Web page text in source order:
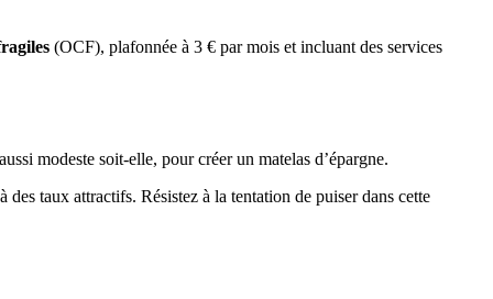
(OCF), plafonnée à 3 € par mois et incluant des services
modeste soit-elle, pour créer un matelas d’épargne.
taux attractifs. Résistez à la tentation de puiser dans cette